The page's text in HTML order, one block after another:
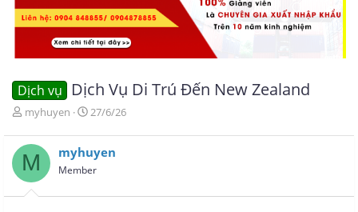
Dịch vụ Dịch Vụ Di Trú Đến New Zealand
T
r
e
a
d
s
myhuyen
N
à
y
g
i
27/6/26
M myhuyen
Member